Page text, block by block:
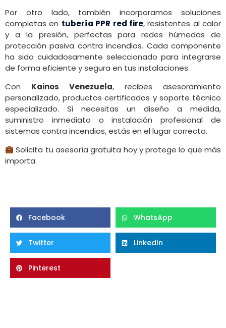
Por otro lado, también incorporamos soluciones
completas en tubería PPR red fire, resistentes al calor
y a la presión, perfectas para redes húmedas de
protección pasiva contra incendios. Cada componente
ha sido cuidadosamente seleccionado para integrarse
de forma eficiente y segura en tus instalaciones.
Con Kainos Venezuela, recibes asesoramiento
personalizado, productos certificados y soporte técnico
especializado. Si necesitas un diseño a medida,
suministro inmediato o instalación profesional de
sistemas contra incendios, estás en el lugar correcto.
Solicita tu asesoría gratuita hoy y protege lo que más
importa.
Facebook WhatsApp
Twitter LinkedIn
Pinterest